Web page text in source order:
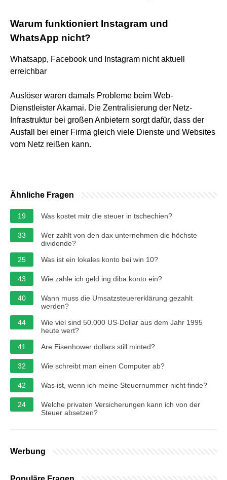
Warum funktioniert Instagram und
WhatsApp nicht?
Whatsapp, Facebook und Instagram nicht aktuell
erreichbar
Auslöser waren damals Probleme beim Web-
Dienstleister Akamai. Die Zentralisierung der Netz-
Infrastruktur bei großen Anbietern sorgt dafür, dass der
Ausfall bei einer Firma gleich viele Dienste und Websites
vom Netz reißen kann.
Ähnliche Fragen
19 Was kostet mitr die steuer in tschechien?
33
Wer zahlt von den dax unternehmen die höchste
dividende?
25
Was ist ein lokales konto bei win 10?
43 Wie zahle ich geld ing diba konto ein?
40
Wann muss die Umsatzsteuererklärung gezahlt
werden?
44
Wie viel sind 50.000 US-Dollar aus dem Jahr 1995
heute wert?
41
Are Eisenhower dollars still minted?
32 Wie schreibt man einen Computer ab?
42 Was ist, wenn ich meine Steuernummer nicht finde?
24
Welche privaten Versicherungen kann ich von der
Steuer absetzen?
Werbung